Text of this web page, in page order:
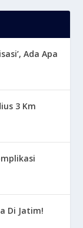
Ada Apa
3 Km
Di Jatim!